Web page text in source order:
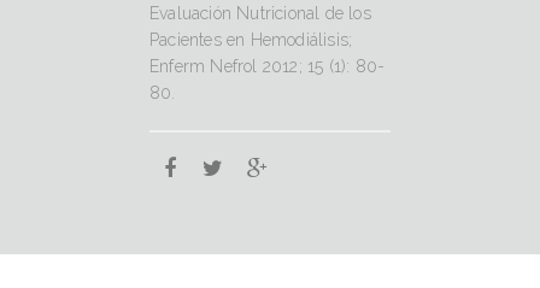
Evaluación Nutricional de los
Pacientes en Hemodiálisis;
Enferm Nefrol 2012; 15 (1): 80-
80.